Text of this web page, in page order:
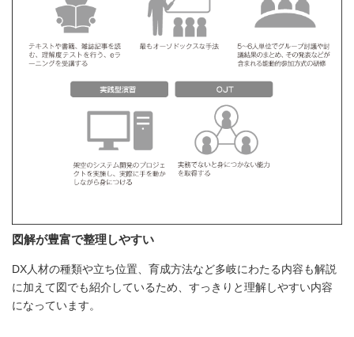
図解が豊富で整理しやすい
DX人材の種類や立ち位置、育成方法など多岐にわたる内容も解説
に加えて図でも紹介しているため、すっきりと理解しやすい内容
になっています。